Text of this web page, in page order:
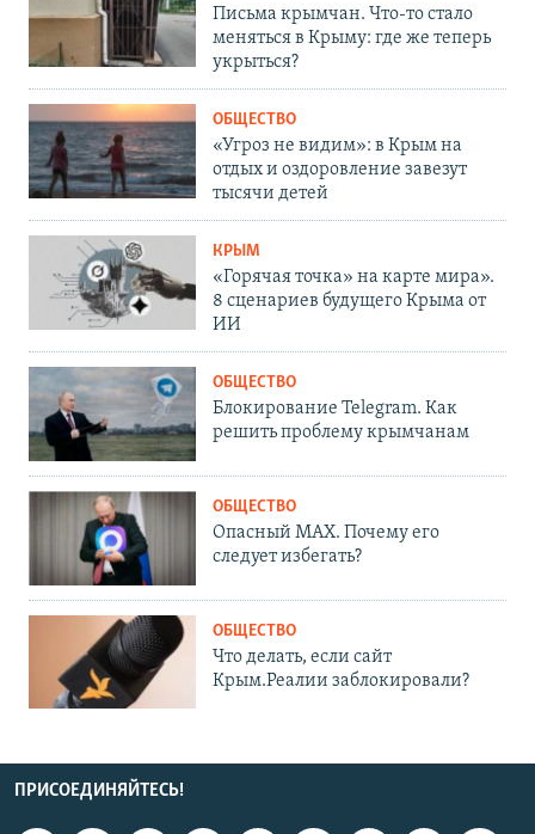
Письма крымчан. Что-то стало
меняться в Крыму: где же теперь
укрыться?
ОБЩЕСТВО
«Угроз не видим»: в Крым на
отдых и оздоровление завезут
тысячи детей
КРЫМ
«Горячая точка» на карте мира».
8 сценариев будущего Крыма от
ИИ
ОБЩЕСТВО
Блокирование Telegram. Как
решить проблему крымчанам
ОБЩЕСТВО
Опасный MAX. Почему его
следует избегать?
ОБЩЕСТВО
Что делать, если сайт
Крым.Реалии заблокировали?
ПРИСОЕДИНЯЙТЕСЬ!